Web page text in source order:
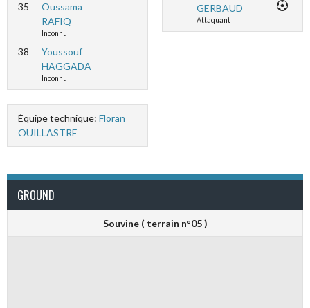
35
Oussama
RAFIQ
Inconnu
38
Youssouf
HAGGADA
Inconnu
Équipe technique: Floran
OUILLASTRE
GERBAUD
Attaquant
GROUND
Souvine ( terrain n°05 )